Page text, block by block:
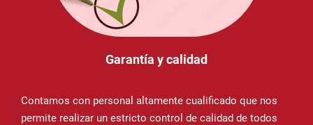
Garantía y calidad
Contamos con personal altamente cualificado que nos
permite realizar un estricto control de calidad de todos